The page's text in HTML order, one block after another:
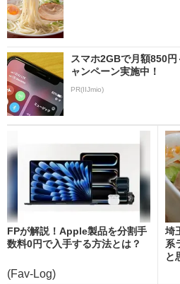
スマホ2GBで月額850
ャンペーン実施中！
PR(IIJmio)
FPが解説！Apple製品を分割手
数料0円で入手する方法とは？
(Fav-Log)
埼
系
と